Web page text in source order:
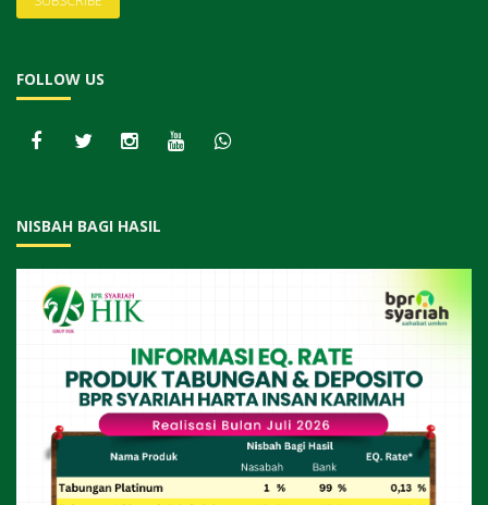
FOLLOW US
NISBAH BAGI HASIL